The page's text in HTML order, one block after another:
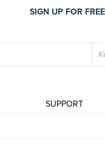
SIGN UP FOR FREE
SUPPORT